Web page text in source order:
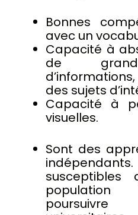
Bonnes
avec un
Capacité à
de
des sujets
Capacité à
visuelles.
Sont des